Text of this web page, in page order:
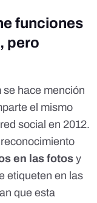
funciones
pero
se hace mención
el mismo
social en 2012.
en las fotosy
etiqueten en las
que esta